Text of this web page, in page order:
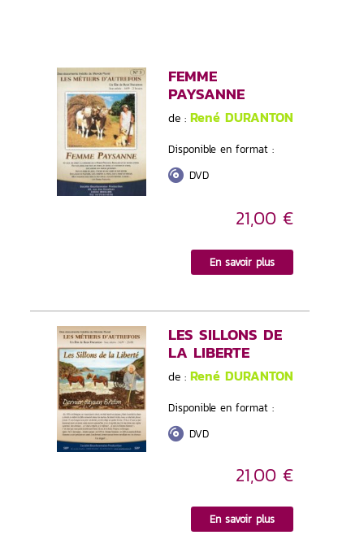
FEMME
PAYSANNE
de : René DURANTON
Disponible en format :
DVD
21,00 €
En savoir plus
LES SILLONS DE
LA LIBERTE
de : René DURANTON
Disponible en format :
DVD
21,00 €
En savoir plus